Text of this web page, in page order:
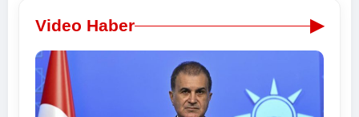
Video Haber ▶